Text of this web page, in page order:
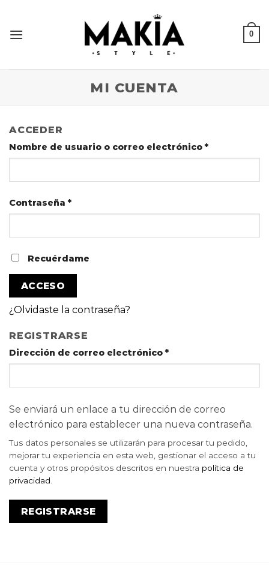
content
0
MI CUENTA
ACCEDER
Nombre de usuario o correo electrónico *
Contraseña *
Recuérdame
ACCESO
¿Olvidaste la contraseña?
REGISTRARSE
Dirección de correo electrónico *
Se enviará un enlace a tu dirección de correo
electrónico para establecer una nueva contraseña.
Tus datos personales se utilizarán para procesar tu pedido,
mejorar tu experiencia en esta web, gestionar el acceso a tu
cuenta y otros propósitos descritos en nuestra política de
privacidad
REGISTRARSE